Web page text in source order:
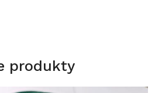
produkty